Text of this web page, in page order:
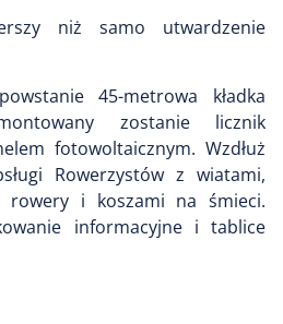
niż samo utwardzenie
45-metrowa kładka
zostanie licznik
fotowoltaicznym. Wzdłuż
Rowerzystów z wiatami,
rowery i koszami na śmieci.
informacyjne i tablice